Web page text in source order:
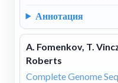
Аннотация
A. Fomenkov, T.
Roberts
Complete Genome